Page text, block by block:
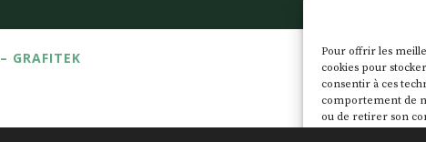
Pour offrir les
cookies pour
consentir à ces
comportement de
ou de retirer son
– GRAFITEK